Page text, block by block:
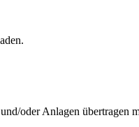
oder Anlagen übertragen